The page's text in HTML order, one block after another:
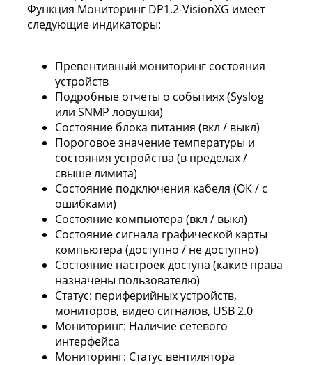
Функция Мониторинг DP1.2-VisionXG имеет
следующие индикаторы:
Превентивный мониторинг состояния
устройств
Подробные отчеты о событиях (Syslog
или SNMP ловушки)
Состояние блока питания (вкл / выкл)
Пороговое значение температуры и
состояния устройства (в пределах /
свыше лимита)
Состояние подключения кабеля (ОК / с
ошибками)
Состояние компьютера (вкл / выкл)
Состояние сигнала графической карты
компьютера (доступно / не доступно)
Состояние настроек доступа (какие права
назначены пользователю)
Статус: периферийных устройств,
мониторов, видео сигналов, USB 2.0
Мониторинг: Наличие сетевого
интерфейса
Мониторинг: Статус вентилятора